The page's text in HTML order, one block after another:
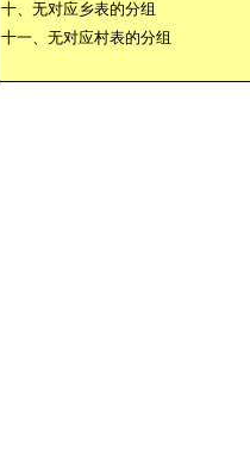
十、无对应乡表的分组
十一、无对应村表的分组